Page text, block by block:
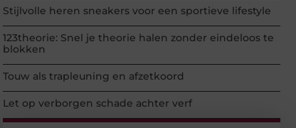
Stijlvolle heren sneakers voor een sportieve lifestyle
123theorie: Snel je theorie halen zonder eindeloos te
blokken
Touw als trapleuning en afzetkoord
Let op verborgen schade achter verf